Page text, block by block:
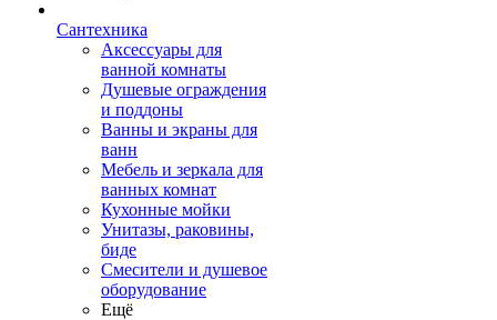
Сантехника
Аксессуары для
ванной комнаты
Душевые ограждения
и поддоны
Ванны и экраны для
ванн
Мебель и зеркала для
ванных комнат
Кухонные мойки
Унитазы, раковины,
биде
Смесители и душевое
оборудование
Ещё